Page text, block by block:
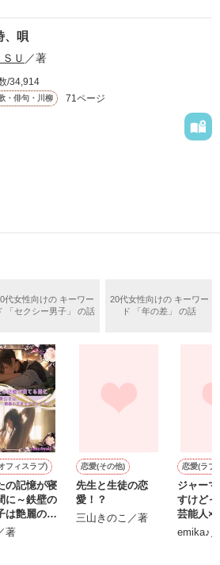
作品を読む
、唄
Ｕ ／著
/34,914
・俳句・川柳 71ページ
る。
代女性向けの キーワー
「セクシー男子」 の話
20代女性向けの キーワー
ド 「年の差」 の話
フィスラブ)
の記憶が寝
に～鉄壁の
は艶麗の女
やかしたい
著
恋愛(その他)
先生と生徒の恋
愛！？
三山きのこ／著
恋愛(ラブ
ジャー
すけど
芸能人×
ャー～
emika♪